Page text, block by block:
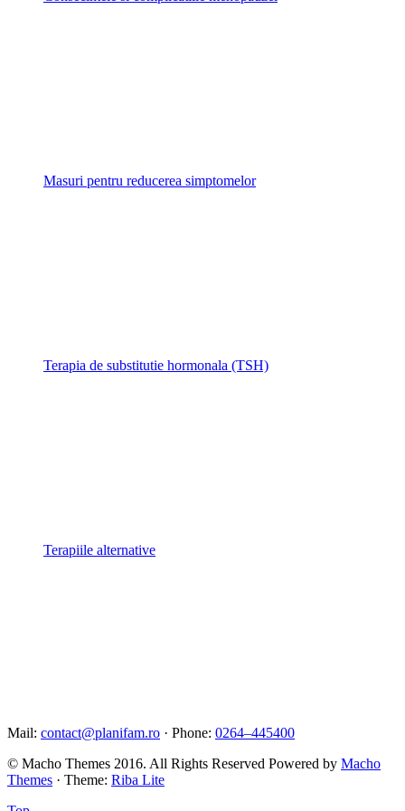
Masuri pentru reducerea simptomelor
Terapia de substitutie hormonala (TSH)
Terapiile alternative
Mail: contact@planifam.ro · Phone: 0264–445400
© Macho Themes 2016. All Rights Reserved Powered by Macho
Themes · Theme: Riba Lite